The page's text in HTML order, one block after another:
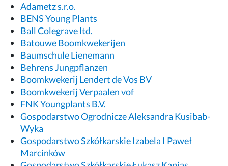
Adametz s.r.o.
BENS Young Plants
Ball Colegrave ltd.
Batouwe Boomkwekerijen
Baumschule Lienemann
Behrens Jungpflanzen
Boomkwekerij Lendert de Vos BV
Boomkwekerij Verpaalen vof
FNK Youngplants B.V.
Gospodarstwo Ogrodnicze Aleksandra Kusibab-
Wyka
Gospodarstwo Szkółkarskie Izabela I Paweł
Marcinków